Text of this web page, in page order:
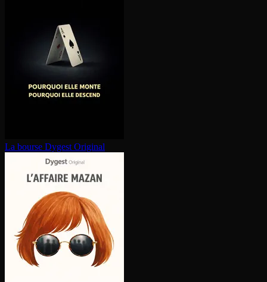
La bourse Dygest Original